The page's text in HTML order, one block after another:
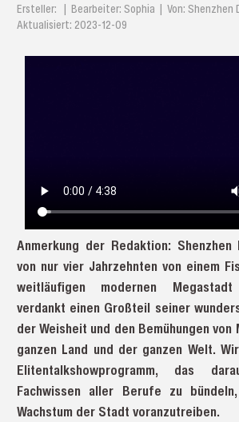
Ersteller: | Bearbeiter: Sophia | Von: Shenzhen
Aktualisiert: 2023-12-09
Anmerkung der Redaktion:
von nur vier Jahrzehnten von einem
weitläufigen modernen
verdankt einen Großteil seiner
der Weisheit und den Bemühungen von
ganzen Land und der ganzen Welt.
Elitentalkshowprogramm, das
Fachwissen aller Berufe zu
Wachstum der Stadt voranzutreiben.